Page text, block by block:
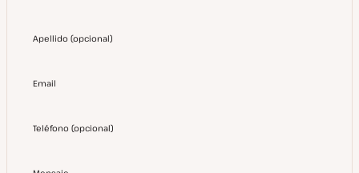
Apellido (opcional)
Email
Teléfono (opcional)